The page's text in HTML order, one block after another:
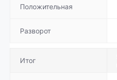
Положительная
Разворот
Итог